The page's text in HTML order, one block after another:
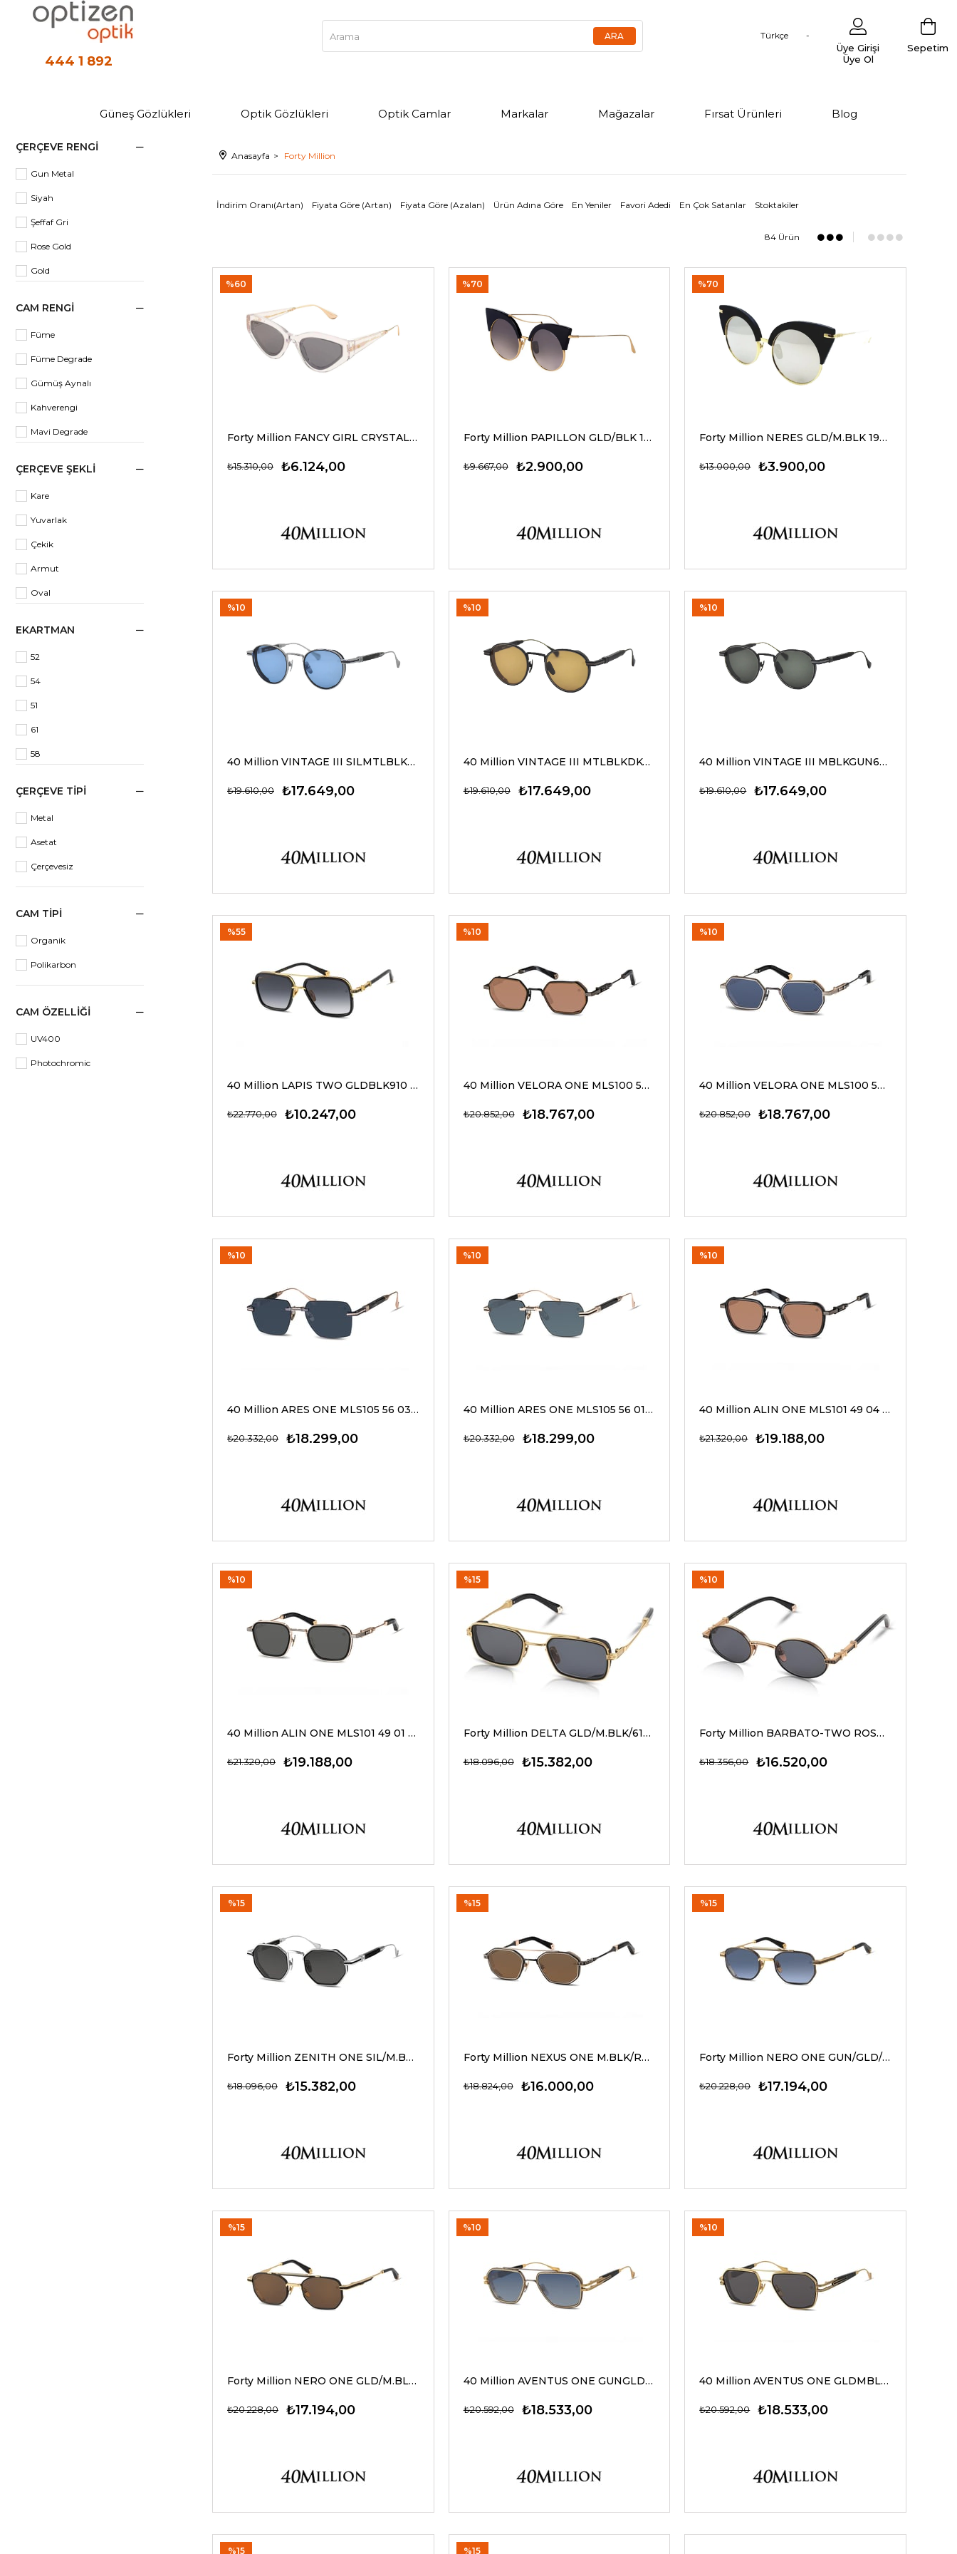
444 1 892
Türkçe
Sepetim
Üye Girişi
Üye Ol
Güneş Gözlükleri Optik Gözlükleri Optik Camlar Markalar Mağazalar Fırsat Ürünleri Blog
ÇERÇEVE RENGI
Gun Metal
Siyah
Şeffaf Gri
Rose Gold
Gold
Şeffaf
CAM RENGI
Füme
Füme Degrade
Gümüş Aynalı
Kahverengi
Mavi Degrade
Turuncu
Rose
ÇERÇEVE ŞEKLI
Kare
Yuvarlak
Çekik
Armut
Oval
EKARTMAN
52
54
51
61
58
ÇERÇEVE TIPI
Metal
Asetat
Çerçevesiz
CAM TIPI
Organik
Polikarbon
CAM ÖZELLIĞI
UV400
Photochromic
Anasayfa Forty Million
İndirim Oranı(Artan) Fiyata Göre (Artan) Fiyata Göre (Azalan) Ürün Adına Göre En Yeniler Favori Adedi En Çok Satanlar Stoktakiler
84 Ürün
Forty Million FANCY GIRL CRYSTAL 53-20 Kadın Güneş Gözlükleri
₺6.124,00
₺15.310,00
%60
Forty Million PAPILLON GLD/BLK 180 52-20 Kadın Güneş Gözlükleri
₺2.900,00
₺9.667,00
%70
Forty Million NERES GLD/M.BLK 190 52-19 Kadın Güneş Gözlükleri
₺3.900,00
₺13.000,00
%70
40 Million VINTAGE III SILMTLBLK650 G Güneş Gözlüğü
₺17.649,00
₺19.610,00
%10
40 Million VINTAGE III MTLBLKDKCOP670 G Güneş Gözlüğü
₺17.649,00
₺19.610,00
%10
40 Million VINTAGE III MBLKGUN630 G Güneş Gözlüğü
₺17.649,00
₺19.610,00
%10
40 Million LAPIS TWO GLDBLK910 G Güneş Gözlüğü
₺10.247,00
₺22.770,00
%55
40 Million VELORA ONE MLS100 50 04 G Güneş Gözlüğü
₺18.767,00
₺20.852,00
%10
40 Million VELORA ONE MLS100 50 02 G Güneş Gözlüğü
₺18.767,00
₺20.852,00
%10
40 Million ARES ONE MLS105 56 03 G Güneş Gözlüğü
₺18.299,00
₺20.332,00
%10
40 Million ARES ONE MLS105 56 01 G Güneş Gözlüğü
₺18.299,00
₺20.332,00
%10
40 Million ALIN ONE MLS101 49 04 G Güneş Gözlüğü
₺19.188,00
₺21.320,00
%10
40 Million ALIN ONE MLS101 49 01 G Güneş Gözlüğü
₺19.188,00
₺21.320,00
%10
Forty Million DELTA GLD/M.BLK/610 50-22 G Unisex Güneş Gözlükleri
₺15.382,00
₺18.096,00
%15
Forty Million BARBATO-TWO ROSE GOLD/M.BLK/610 47-25 G Unisex Güneş Gözlükleri
₺16.520,00
₺18.356,00
%10
Forty Million ZENITH ONE SIL/M.BLK/610 49-23 G Erkek Güneş Gözlükleri
₺15.382,00
₺18.096,00
%15
Forty Million NEXUS ONE M.BLK/ROSE GLD/620 51-22 G Unisex Güneş Gözlükleri
₺16.000,00
₺18.824,00
%15
Forty Million NERO ONE GUN/GLD/940 52-22 G Erkek Güneş Gözlükleri
₺17.194,00
₺20.228,00
%15
Forty Million NERO ONE GLD/M.BLK/620 52-22 G Erkek Güneş Gözlükleri
₺17.194,00
₺20.228,00
%15
40 Million AVENTUS ONE GUNGLD940 G Güneş Gözlüğü
₺18.533,00
₺20.592,00
%10
40 Million AVENTUS ONE GLDMBLK610 G Güneş Gözlüğü
₺18.533,00
₺20.592,00
%10
%15 %15